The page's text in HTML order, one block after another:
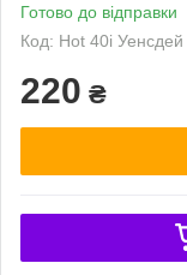
Готово до відправки
Код: Hot 40i Уенсдей
220 ₴